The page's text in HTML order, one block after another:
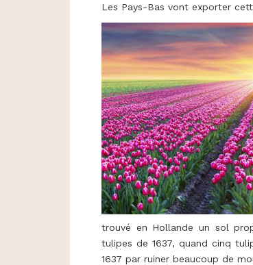
Les Pays-Bas vont exporter
trouvé en Hollande un sol
tulipes de 1637, quand cinq
1637 par ruiner beaucoup de